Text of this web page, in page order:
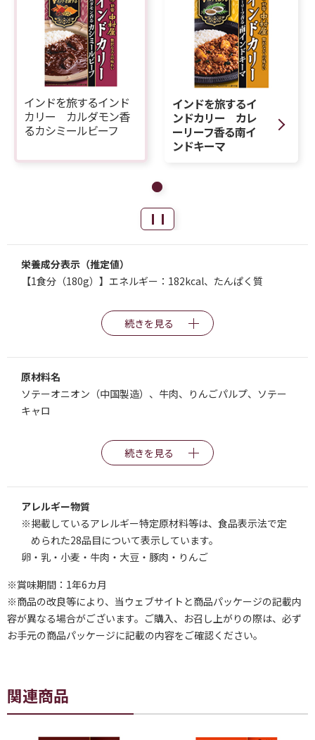
インドを旅するインド
カリー カルダモン香
るカシミールビーフ
インドを旅するイ
ンドカリー カレ
ーリーフ香る南イ
ンドキーマ
栄養成分表示（推定値）
【1食分（180g）】エネルギー：182kcal、たんぱく質
続きを見る
原材料名
ソテーオニオン（中国製造）、牛肉、りんごパルプ、ソテー
キャロ
続きを見る
アレルギー物質
※掲載しているアレルギー特定原材料等は、食品表示法で定
められた28品目について表示しています。
卵・乳・小麦・牛肉・大豆・豚肉・りんご
※賞味期間：1年6カ月
※商品の改良等により、当ウェブサイトと商品パッケージの記載内
容が異なる場合がございます。ご購入、お召し上がりの際は、必ず
お手元の商品パッケージに記載の内容をご確認ください。
関連商品